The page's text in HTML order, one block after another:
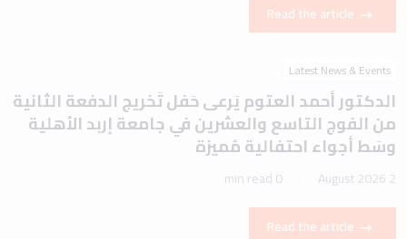
Read the article
Latest News & Events
الدكتور أحمد العتوم يَرعى حَفل تَخريج الدفعة الثانية
من الفوج التاسع والعشرين في جامعة إربد الأهلية
وسَط أجواء احتفالية مُميزة
2 August 2026
0 min read
Read the article